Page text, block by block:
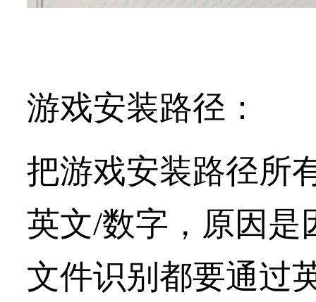
游戏安装路径：
把游戏安装路径所
英文/数字，原因是
文件识别都要通过